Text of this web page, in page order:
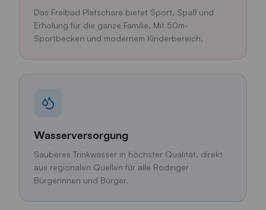
Das Freibad Platschare bietet Sport, Spaß und
Erholung für die ganze Familie. Mit 50m-
Sportbecken und modernem Kinderbereich.
Wasserversorgung
Sauberes Trinkwasser in höchster Qualität, direkt
aus regionalen Quellen für alle Rodinger
Bürgerinnen und Bürger.